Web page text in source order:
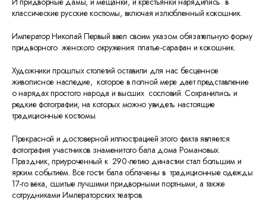
классические русские костюмы, включая излюбленный кокошник.
Император Николай Первый ввел своим указом обязательную форму
придворного женского окружения: платье-сарафан и кокошник.
Художники прошлых столетий оставили для нас бесценное
живописное наследие, которое в полной мере дает представление
о нарядах простого народа и высших сословий. Сохранились и
редкие фотографии, на которых можно увидеть настоящие
традиционные костюмы.
Прекрасной и достоверной иллюстрацией этого факта является
фотография участников знаменитого бала дома Романовых.
Праздник, приуроченный к 290-летию династии стал большим и
ярким событием. Все гости бала облачены в традиционные одежды
17-го века, сшитые лучшими придворными портными, а также
сотрудниками Императорских театров.